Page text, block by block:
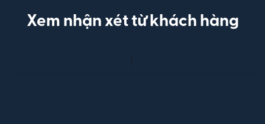
Xem nhận xét từ khách hàng